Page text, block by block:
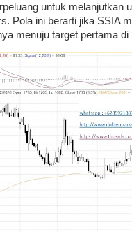
untuk melanjutkan
Pola ini berarti jika SSIA
menuju target pertama